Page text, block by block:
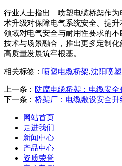
行业人士指出，喷塑电缆桥架作
术升级对保障电气系统安全、提
领域对电气安全与耐用性要求的
技术与场景融合，推出更多定制
高质量发展筑牢根基。​
相关标签： 喷塑电缆桥架,沈阳喷
上一条： 防腐电缆桥架：电缆安全
下一条： 桥架厂：电缆敷设安全升
网站首页
走进我们
新闻中心
产品中心
资质荣誉